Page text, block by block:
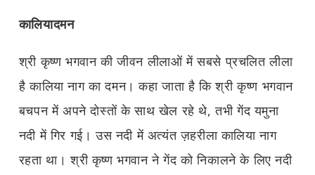
कालियादमन
श्री कृष्ण भगवान की जीवन लीलाओं में सबसे प्रचलित लीला
है कालिया नाग का दमन। कहा जाता है कि श्री कृष्ण भगवान
बचपन में अपने दोस्तों के साथ खेल रहे थे, तभी गेंद यमुना
नदी में गिर गई। उस नदी में अत्यंत ज़हरीला कालिया नाग
रहता था। श्री कृष्ण भगवान ने गेंद को निकालने के लिए नदी